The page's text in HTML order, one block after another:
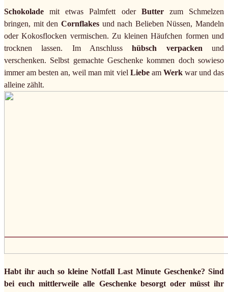
Schokolade mit etwas Palmfett oder Butterzum Schmelzen
bringen, mit den Cornflakesund nach Belieben Nüssen, Mandeln
oder Kokosflocken vermischen. Zu kleinen Häufchen formen und
trocknen lassen. Im Anschlusshübsch verpacken und
verschenken. Selbst gemachte Geschenke kommen doch sowieso
immer am besten an, weil man mit viel Liebeam Werkwar und das
alleine zählt.
Habt ihr auch so kleine Notfall Last Minute Geschenke? Sind
bei euch mittlerweile alle Geschenke besorgt oder müsst ihr